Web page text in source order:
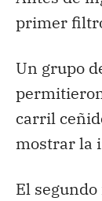
primer
Un grupo
carril
mostrar la
El